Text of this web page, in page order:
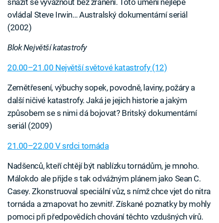
snažit se vyváznout bez zranění. Toto umění nejlépe
ovládal Steve Irwin… Australský dokumentární seriál
(2002)
Blok Největší katastrofy
20.00–21.00 Největší světové katastrofy (12)
Zemětřesení, výbuchy sopek, povodně, laviny, požáry a
další ničivé katastrofy. Jaká je jejich historie a jakým
způsobem se s nimi dá bojovat? Britský dokumentární
seriál (2009)
21.00–22.00 V srdci tornáda
Nadšenců, kteří chtějí být nablízku tornádům, je mnoho.
Málokdo ale přijde s tak odvážným plánem jako Sean C.
Casey. Zkonstruoval speciální vůz, s nímž chce vjet do nitra
tornáda a zmapovat ho zevnitř. Získané poznatky by mohly
pomoci při předpovědích chování těchto vzdušných vírů.